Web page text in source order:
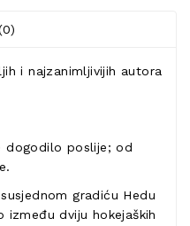
i najzanimljivijih autora
dogodilo poslije; od
gradiću Hedu
dviju hokejaških